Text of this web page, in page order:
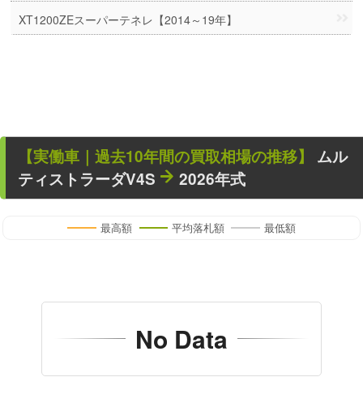
XT1200ZEスーパーテネレ【2014～19年】
【実働車 ｜過去10年間の買取相場の推移】 ムル
ティストラーダV4S
2026年式
最高額 平均落札額 最低額
No Data